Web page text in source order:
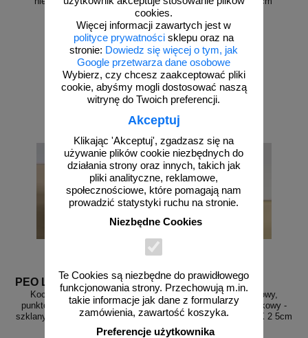
cookies.
Więcej informacji zawartych jest w
polityce prywatności sklepu oraz na
stronie: Dowiedz się więcej o tym, jak
Google przetwarza dane osobowe
Wybierz, czy chcesz zaakceptować pliki
cookie, abyśmy mogli dostosować naszą
witrynę do Twoich preferencji.
Akceptuj
Klikając 'Akceptuj', zgadzasz się na
używanie plików cookie niezbędnych do
działania strony oraz innych, takich jak
pliki analityczne, reklamowe,
społecznościowe, które pomagają nam
prowadzić statystyki ruchu na stronie.
Niezbędne Cookies
Te Cookies są niezbędne do prawidłowego
funkcjonowania strony. Przechowują m.in.
takie informacje jak dane z formularzy
zamówienia, zawartość koszyka.
Preferencje użytkownika
od 17,34 zł
14,10 zł netto
do koszyka
od 73,80 zł
60,00 zł netto
do koszyka
PEO Lux 2 b
Kocie oczko - najezdniowy,
punktowy element odblaskowy -
szklany, wpuszczany - LUX 2 5cm
PEO Lux 2 cze
Kocie oczko - najezdniowy,
punktowy element odblaskowy -
szklany, wpuszczany - LUX 2 5cm
czerwony